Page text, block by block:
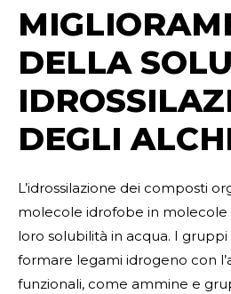
DELLA
DEGLI
L’idrossilazione dei composti
molecole idrofobe in molecole
loro solubilità in acqua. I gruppi
formare legami idrogeno con
funzionali, come ammine e